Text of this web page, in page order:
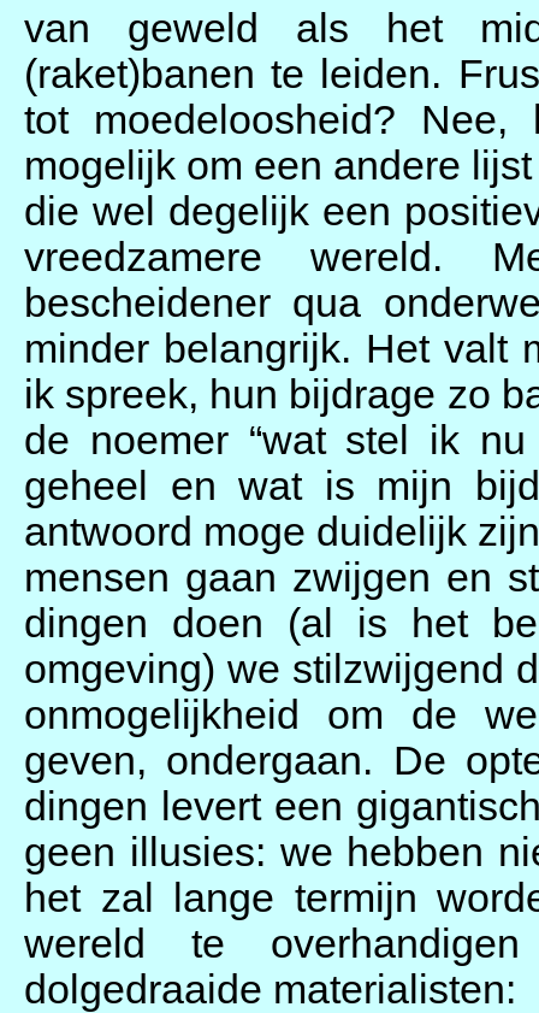
van geweld als het
(raket)banen te leiden.
tot moedeloosheid?
mogelijk om een andere
die wel degelijk een
vreedzamere wereld.
bescheidener qua
minder belangrijk. Het valt
ik spreek, hun bijdrage zo
de noemer “wat stel ik
geheel en wat is mijn
antwoord moge duidelijk
mensen gaan zwijgen en
dingen doen (al is het
omgeving) we stilzwijgend
onmogelijkheid om de
geven, ondergaan. De
dingen levert een
geen illusies: we hebben
het zal lange termijn
wereld te
dolgedraaide materialisten: